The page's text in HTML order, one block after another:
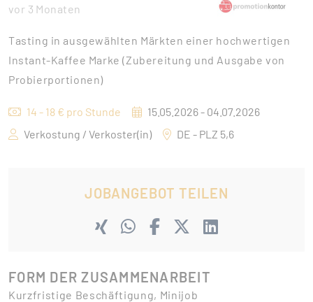
vor 3 Monaten
Tasting in ausgewählten Märkten einer hochwertigen
Instant-Kaffee Marke (Zubereitung und Ausgabe von
Probierportionen)
14 - 18 € pro Stunde
15.05.2026 - 04.07.2026
Verkostung / Verkoster(in)
DE - PLZ 5,6
JOBANGEBOT TEILEN
FORM DER ZUSAMMENARBEIT
Kurzfristige Beschäftigung, Minijob